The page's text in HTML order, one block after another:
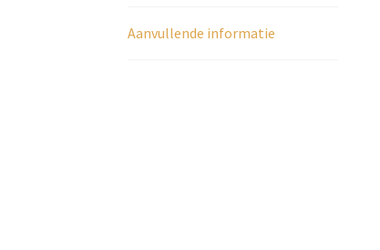
Aanvullende informatie